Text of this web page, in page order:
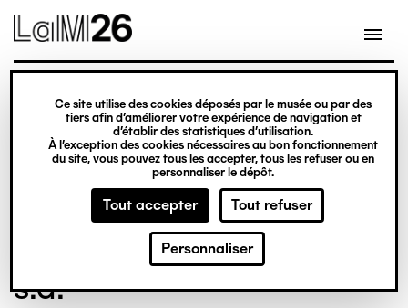
Gestion des cookies
Ce site utilise des cookies déposés par le musée ou par des
tiers afin d’améliorer votre expérience de navigation et
d’établir des statistiques d’utilisation.
À l’exception des cookies nécessaires au bon fonctionnement
du site, vous pouvez tous les accepter, tous les refuser ou en
personnaliser le dépôt.
Tout accepter Tout refuser
Personnaliser
contenu
© Crédit photo : DUBART Cécile
Benjamin BONJOUR
s.d.